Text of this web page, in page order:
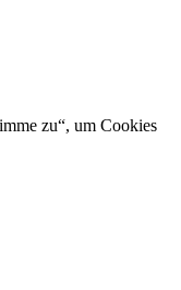
zu“, um Cookies